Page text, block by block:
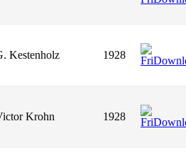
Kestenholz 1928
Krohn 1928